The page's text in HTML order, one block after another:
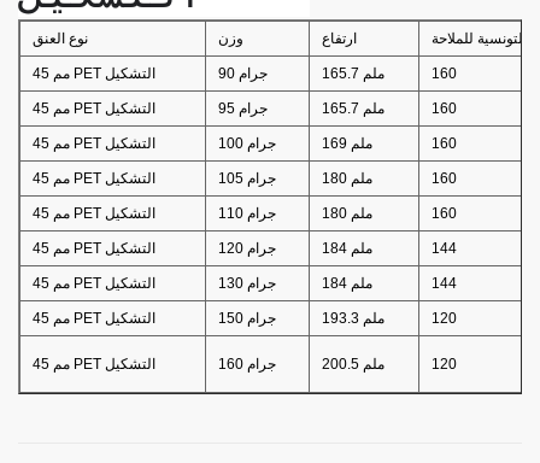
نوع العنق وزن ارتفاع التونسية للملاحة
45 مم PET التشكيل 90 جرام 165.7 ملم 160
45 مم PET التشكيل 95 جرام 165.7 ملم 160
45 مم PET التشكيل 100 جرام 169 ملم 160
45 مم PET التشكيل 105 جرام 180 ملم 160
45 مم PET التشكيل 110 جرام 180 ملم 160
45 مم PET التشكيل 120 جرام 184 ملم 144
45 مم PET التشكيل 130 جرام 184 ملم 144
45 مم PET التشكيل 150 جرام 193.3 ملم 120
45 مم PET التشكيل 160 جرام 200.5 ملم 120